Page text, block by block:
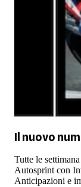
Il nuovo
Tutte le
Autosprint con
Anticipazioni e